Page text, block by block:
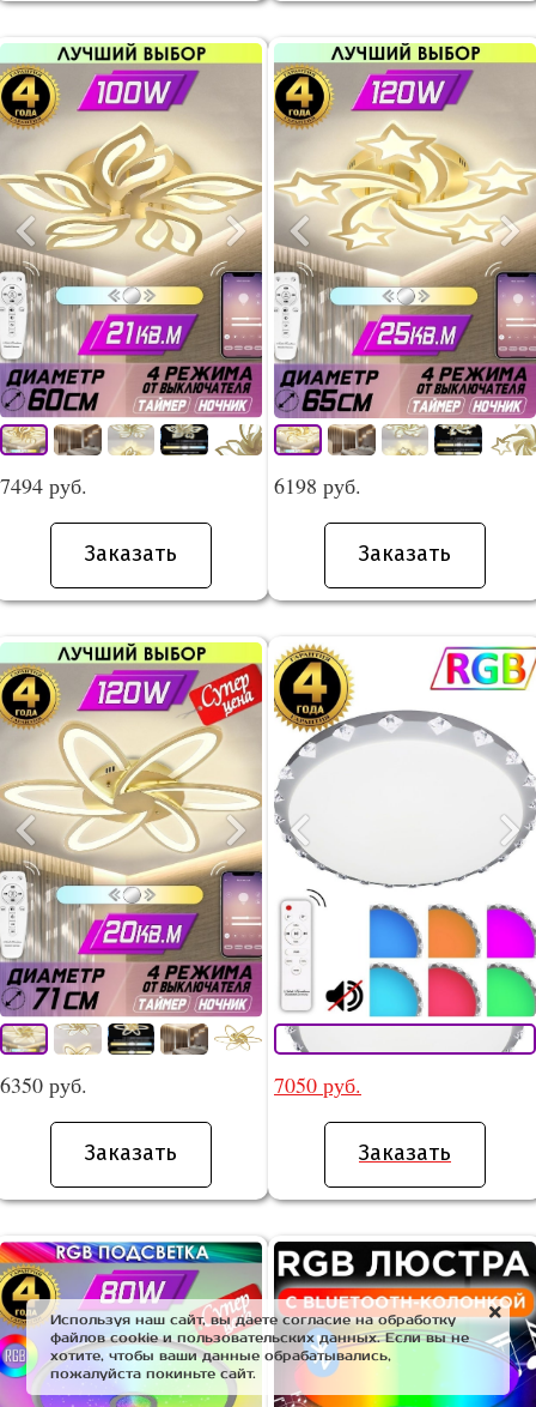
7494 руб.
Заказать
6198 руб.
Заказать
6350 руб.
Заказать
7050 руб.
Заказать
Используя наш сайт, вы даете согласие на обработку
файлов cookie и пользовательских данных. Если вы не
хотите, чтобы ваши данные обрабатывались,
пожалуйста покиньте сайт.